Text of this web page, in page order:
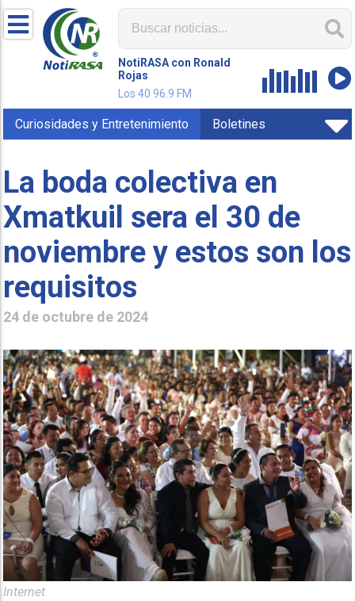
NotiRASA con Ronald
Rojas
Los 40 96.9 FM
Curiosidades y Entretenimiento Boletines
La boda colectiva en
Xmatkuil sera el 30 de
noviembre y estos son los
requisitos
24 de octubre de 2024
Internet